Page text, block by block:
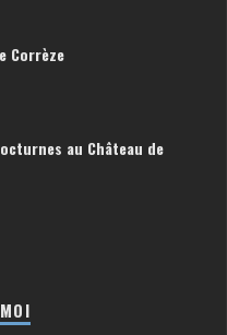
Corrèze
au Château de